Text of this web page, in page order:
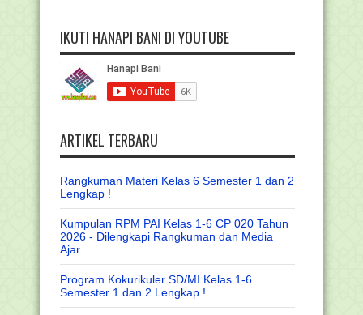
IKUTI HANAPI BANI DI YOUTUBE
ARTIKEL TERBARU
Rangkuman Materi Kelas 6 Semester 1 dan 2
Lengkap !
Kumpulan RPM PAI Kelas 1-6 CP 020 Tahun
2026 - Dilengkapi Rangkuman dan Media
Ajar
Program Kokurikuler SD/MI Kelas 1-6
Semester 1 dan 2 Lengkap !